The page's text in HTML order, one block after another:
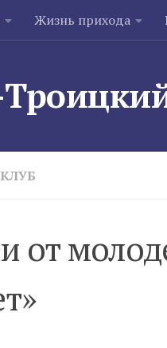
Жизнь прихода
от